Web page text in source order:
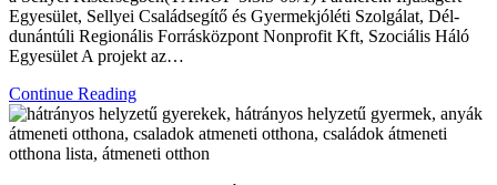
PROGRAM
AZ
ORMÁNSÁGBAN
Egyesület, Sellyei Családsegítő és Gyermekjóléti Szolgálat, Dél-
dunántúli Regionális Forrásközpont Nonprofit Kft, Szociális Háló
Egyesület A projekt az…
Continue ReadingMindenre
van
megoldás